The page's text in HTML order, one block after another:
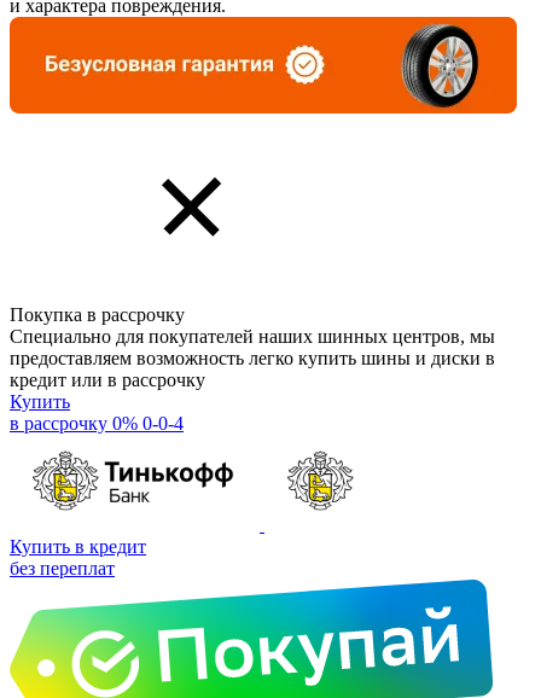
и характера повреждения.
Покупка в рассрочку
Специально для покупателей наших шинных центров, мы
предоставляем возможность легко купить шины и диски в
кредит или в рассрочку
Купить
в рассрочку 0% 0-0-4
Купить в кредит
без переплат